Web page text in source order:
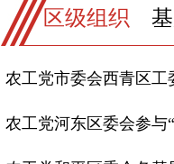
区级组织 基
农工党市委会西青区
农工党河东区委会参与